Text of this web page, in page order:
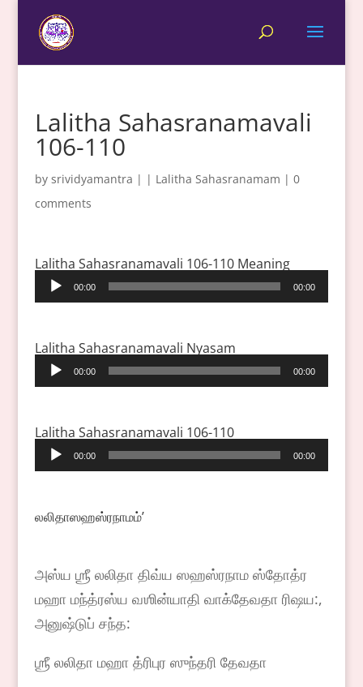
Lalitha Sahasranamavali
106-110
by srividyamantra | | Lalitha Sahasranamam | 0
comments
Lalitha Sahasranamavali 106-110 Meaning
Audio
Player
00:00 00:00
Lalitha Sahasranamavali Nyasam
Audio
Player
00:00 00:00
Lalitha Sahasranamavali 106-110
Audio
Player
00:00 00:00
லலிதாஸஹஸ்ரநாமம்ʼ
அஸ்ய ஶ்ரீ லலிதா திவ்ய ஸஹஸ்ரநாம ஸ்தோத்ர
மஹா மந்த்ரஸ்ய வஶின்யாதி வாக்தேவதா ரிஷய:,
அனுஷ்டுப் சந்த:
ஶ்ரீ லலிதா மஹா த்ரிபுர ஸுந்தரி தேவதா